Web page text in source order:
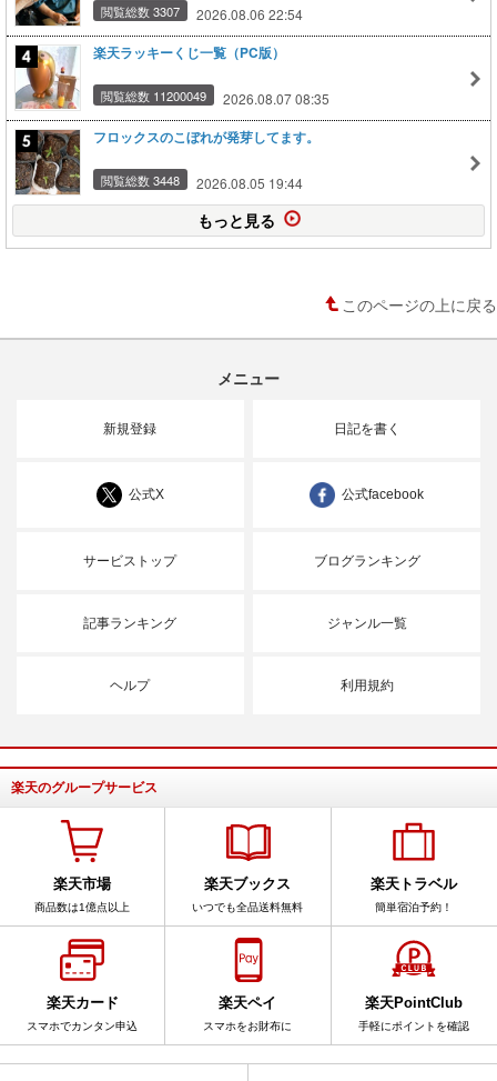
閲覧総数 3307 2026.08.06 22:54
楽天ラッキーくじ一覧（PC版）
閲覧総数 11200049 2026.08.07 08:35
フロックスのこぼれが発芽してます。
閲覧総数 3448 2026.08.05 19:44
もっと見る
このページの上に戻る
メニュー
新規登録 日記を書く
公式X 公式facebook
サービストップ ブログランキング
記事ランキング ジャンル一覧
ヘルプ 利用規約
楽天のグループサービス
楽天市場
商品数は1億点以上
楽天ブックス
いつでも全品送料無料
楽天トラベル
簡単宿泊予約！
楽天カード
スマホでカンタン申込
楽天ペイ
スマホをお財布に
楽天PointClub
手軽にポイントを確認